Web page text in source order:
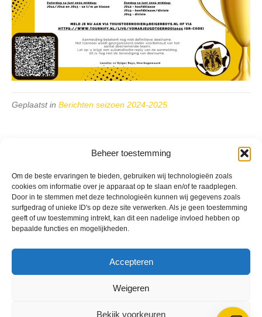
Beheer toestemming
Om de beste ervaringen te bieden, gebruiken wij technologieën zoals
cookies om informatie over je apparaat op te slaan en/of te raadplegen.
Door in te stemmen met deze technologieën kunnen wij gegevens zoals
surfgedrag of unieke ID's op deze site verwerken. Als je geen toestemming
geeft of uw toestemming intrekt, kan dit een nadelige invloed hebben op
bepaalde functies en mogelijkheden.
Accepteren
Weigeren
Bekijk voorkeuren
Geplaatst in Berichten seizoen 2024-2025
VV Reiger Boys
De Wending, Lotte Beesedijk 1
1705 NA Heerhugowaard
Google maps route
XML-Sitemap